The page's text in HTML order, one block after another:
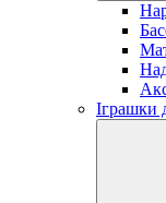
Іграшки